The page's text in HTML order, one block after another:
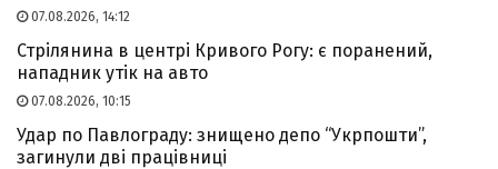
07.08.2026, 14:12
Стрілянина в центрі Кривого Рогу: є поранений,
нападник утік на авто
07.08.2026, 10:15
Удар по Павлограду: знищено депо “Укрпошти”,
загинули дві працівниці